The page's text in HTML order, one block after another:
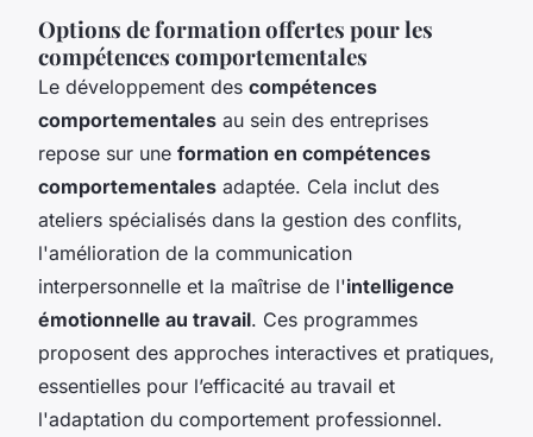
Options de formation offertes pour les
compétences comportementales
Le développement des compétences
comportementales au sein des entreprises
repose sur une formation en compétences
comportementales adaptée. Cela inclut des
ateliers spécialisés dans la gestion des conflits,
l'amélioration de la communication
interpersonnelle et la maîtrise de l'intelligence
émotionnelle au travail. Ces programmes
proposent des approches interactives et pratiques,
essentielles pour l’efficacité au travail et
l'adaptation du comportement professionnel.